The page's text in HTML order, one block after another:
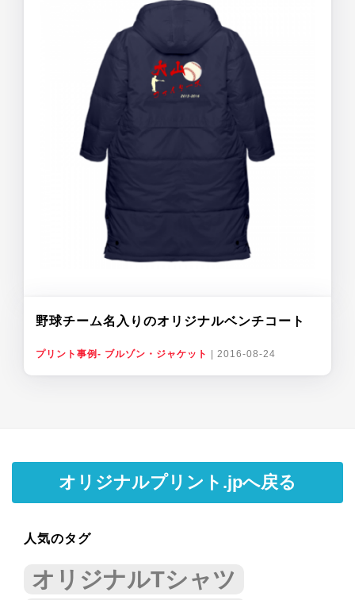
野球チーム名入りのオリジナルベンチコート
プリント事例- ブルゾン・ジャケット 2016-08-24
オリジナルプリント.jpへ戻る
人気のタグ
オリジナルTシャツ